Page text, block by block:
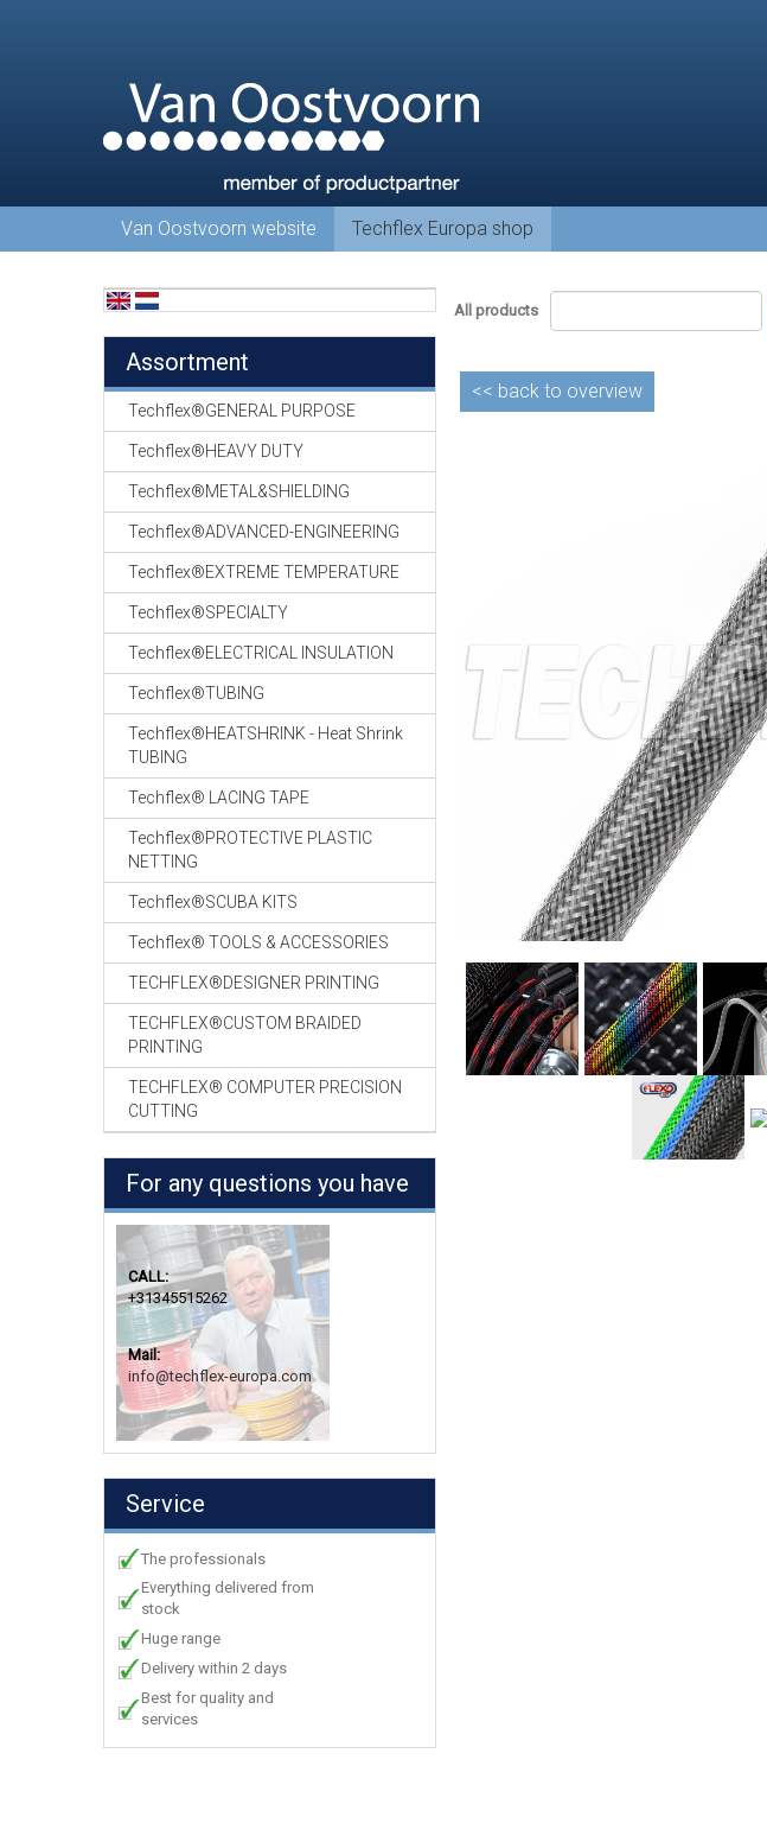
Van Oostvoorn website Techflex Europa shop
Assortment
Techflex®GENERAL PURPOSE
Techflex®HEAVY DUTY
Techflex®METAL&SHIELDING
Techflex®ADVANCED-ENGINEERING
Techflex®EXTREME TEMPERATURE
Techflex®SPECIALTY
Techflex®ELECTRICAL INSULATION
Techflex®TUBING
Techflex®HEATSHRINK - Heat Shrink
TUBING
Techflex® LACING TAPE
Techflex®PROTECTIVE PLASTIC
NETTING
Techflex®SCUBA KITS
Techflex® TOOLS & ACCESSORIES
TECHFLEX®DESIGNER PRINTING
TECHFLEX®CUSTOM BRAIDED
PRINTING
TECHFLEX® COMPUTER PRECISION
CUTTING
For any questions you have
CALL:
+31345515262
Mail:
info@techflex-europa.com
Service
The professionals
Everything delivered from
stock
Huge range
Delivery within 2 days
Best for quality and
services
All products
<< back to overview